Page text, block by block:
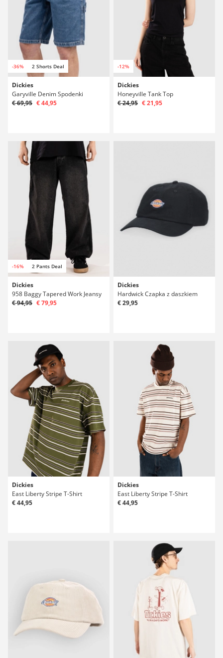
-36% 2 Shorts Deal
Dickies
Garyville Denim Spodenki
€ 69,95 € 44,95
-12%
Dickies
Honeyville Tank Top
€ 24,95 € 21,95
-16% 2 Pants Deal
Dickies
958 Baggy Tapered Work Jeansy
€ 94,95 € 79,95
Dickies
Hardwick Czapka z daszkiem
€ 29,95
Dickies
East Liberty Stripe T-Shirt
€ 44,95
Dickies
East Liberty Stripe T-Shirt
€ 44,95